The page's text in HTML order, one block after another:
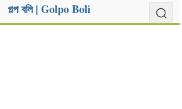
গল্প বলি | Golpo Boli